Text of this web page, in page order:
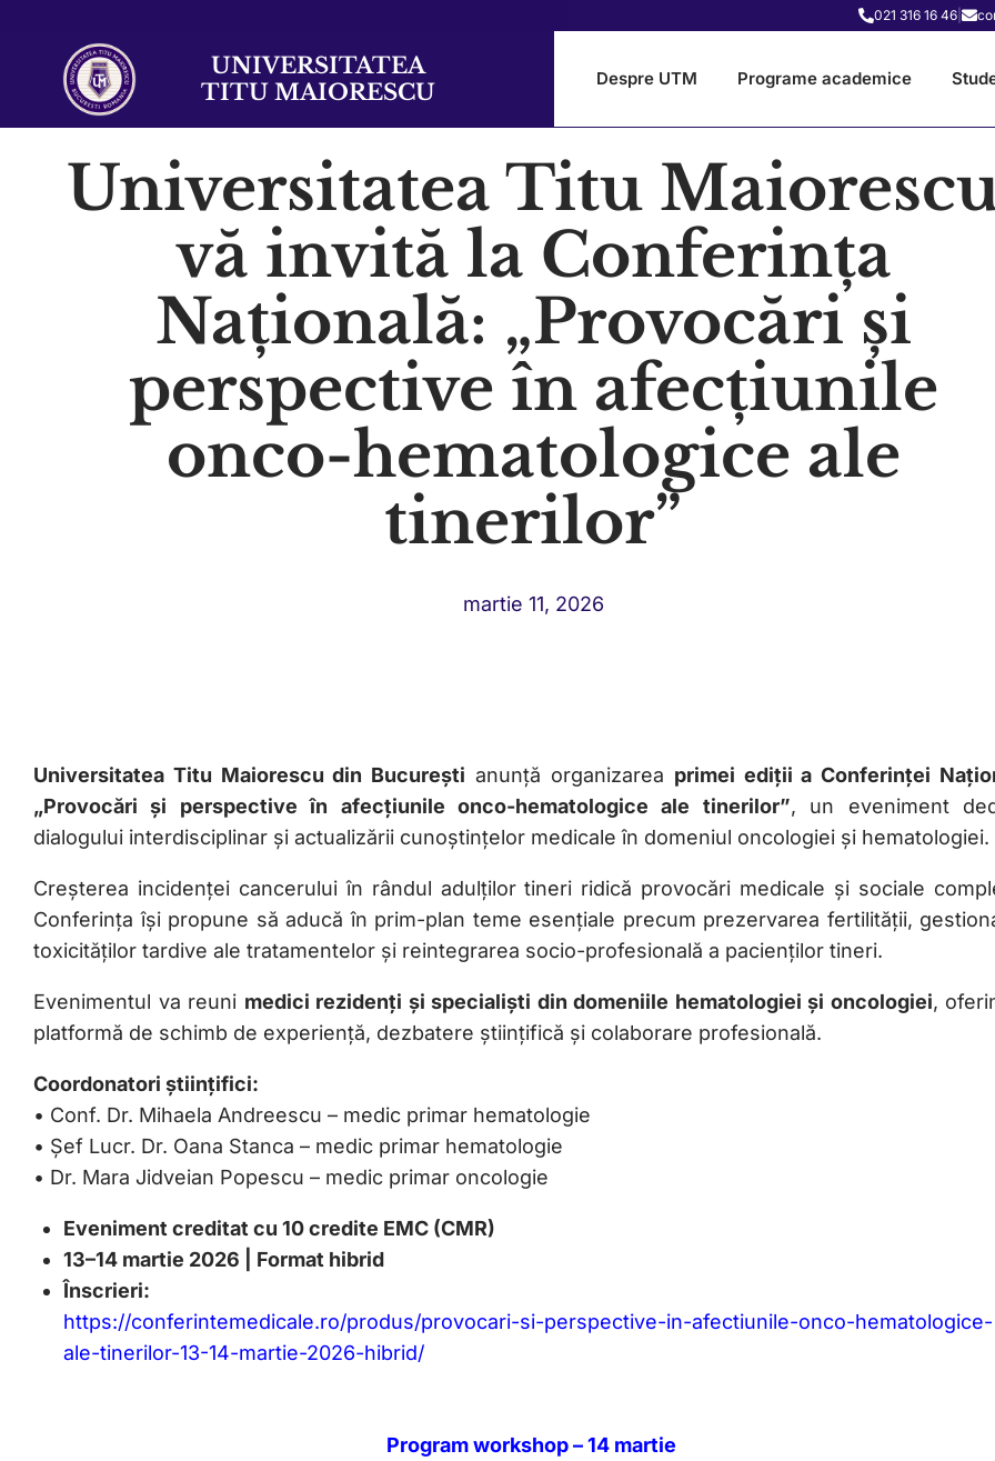
021 316 16 46|
UNIVERSITATEA
TITU MAIORESCU
Despre UTM Programe academice
Universitatea Titu
vă invită la Conferința
Națională: „Provocări și
perspective în afecțiunile
onco-hematologice ale
tinerilor”
martie 11, 2026
Universitatea Titu Maiorescu din București anunță organizarea primei ediții a Conferinței
„Provocări și perspective în afecțiunile onco-hematologice ale tinerilor”, un eveniment
dialogului interdisciplinar și actualizării cunoștințelor medicale în domeniul oncologiei și hematologiei.
Creșterea incidenței cancerului în rândul adulților tineri ridică provocări medicale și sociale
Conferința își propune să aducă în prim-plan teme esențiale precum prezervarea fertilității,
toxicităților tardive ale tratamentelor și reintegrarea socio-profesională a pacienților tineri.
Evenimentul va reuni medici rezidenți și specialiști din domeniile hematologiei și oncologiei,
platformă de schimb de experiență, dezbatere științifică și colaborare profesională.
Coordonatori științifici:
• Conf. Dr. Mihaela Andreescu – medic primar hematologie
• Șef Lucr. Dr. Oana Stanca – medic primar hematologie
• Dr. Mara Jidveian Popescu – medic primar oncologie
Eveniment creditat cu 10 credite EMC (CMR)
13–14 martie 2026 | Format hibrid
Înscrieri:
https://conferintemedicale.ro/produs/provocari-si-perspective-in-afectiunile-onco-hematologice-
ale-tinerilor-13-14-martie-2026-hibrid/
Program workshop – 14 martie